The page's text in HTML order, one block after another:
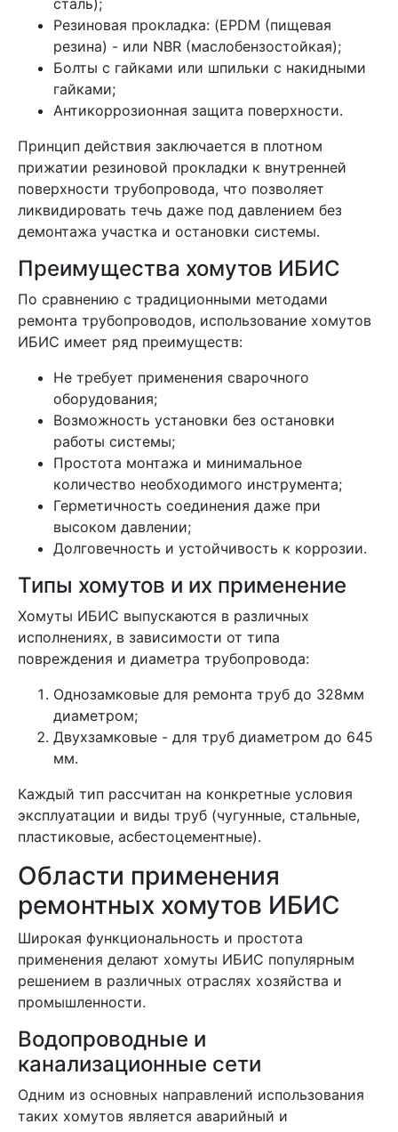
сталь);
Резиновая прокладка: (EPDM (пищевая
резина) - или NBR (маслобензостойкая);
Болты с гайками или шпильки с накидными
гайками;
Антикоррозионная защита поверхности.
Принцип действия заключается в плотном
прижатии резиновой прокладки к внутренней
поверхности трубопровода, что позволяет
ликвидировать течь даже под давлением без
демонтажа участка и остановки системы.
Преимущества хомутов ИБИС
По сравнению с традиционными методами
ремонта трубопроводов, использование хомутов
ИБИС имеет ряд преимуществ:
Не требует применения сварочного
оборудования;
Возможность установки без остановки
работы системы;
Простота монтажа и минимальное
количество необходимого инструмента;
Герметичность соединения даже при
высоком давлении;
Долговечность и устойчивость к коррозии.
Типы хомутов и их применение
Хомуты ИБИС выпускаются в различных
исполнениях, в зависимости от типа
повреждения и диаметра трубопровода:
Однозамковые для ремонта труб до 328мм
диаметром;
Двухзамковые - для труб диаметром до 645
мм.
Каждый тип рассчитан на конкретные условия
эксплуатации и виды труб (чугунные, стальные,
пластиковые, асбестоцементные).
Области применения
ремонтных хомутов ИБИС
Широкая функциональность и простота
применения делают хомуты ИБИС популярным
решением в различных отраслях хозяйства и
промышленности.
Водопроводные и
канализационные сети
Одним из основных направлений использования
таких хомутов является аварийный и